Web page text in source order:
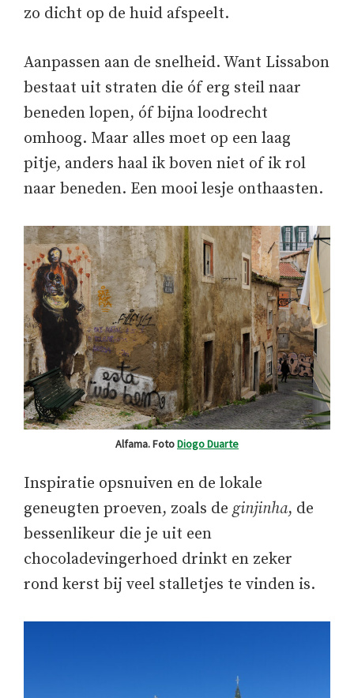
zo dicht op de huid afspeelt.
Aanpassen aan de snelheid. Want Lissabon
bestaat uit straten die óf erg steil naar
beneden lopen, óf bijna loodrecht
omhoog. Maar alles moet op een laag
pitje, anders haal ik boven niet of ik rol
naar beneden. Een mooi lesje onthaasten.
Alfama. FotoDiogo Duarte
Inspiratie opsnuiven en de lokale
geneugten proeven, zoals de ginjinha, de
bessenlikeur die je uit een
chocoladevingerhoed drinkt en zeker
rond kerst bij veel stalletjes te vinden is.